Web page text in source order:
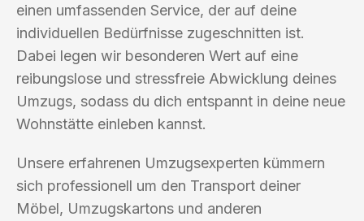
einen umfassenden Service, der auf deine
individuellen Bedürfnisse zugeschnitten ist.
Dabei legen wir besonderen Wert auf eine
reibungslose und stressfreie Abwicklung deines
Umzugs, sodass du dich entspannt in deine neue
Wohnstätte einleben kannst.
Unsere erfahrenen Umzugsexperten kümmern
sich professionell um den Transport deiner
Möbel, Umzugskartons und anderen